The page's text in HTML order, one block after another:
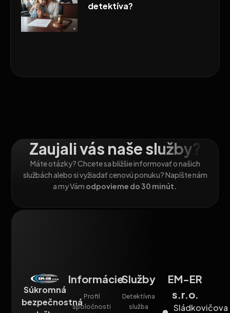
detektíva?
Zaujali vás naše služby?
Máte otázky? Chcete sa bližšie informovať o našich
službách alebo si vyžiadať cenovú ponuku? Napíšte nám
a my Vám odpovieme do 30 minút.
Súkromná
bezpečnostná
Informácie
Profil
spoločnosti
Služby
Detektívna
služba
EM-ER
s.r.o.
Sládkovičova